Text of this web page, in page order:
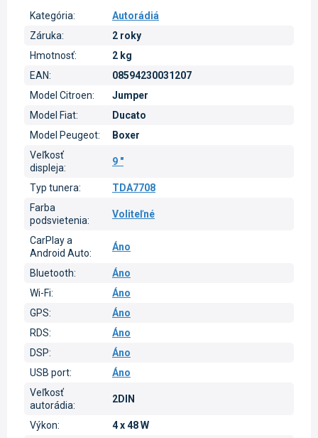
Kategória:
Autorádiá
Záruka:
2 roky
Hmotnosť:
2 kg
EAN:
08594230031207
Model Citroen:
Jumper
Model Fiat:
Ducato
Model Peugeot:
Boxer
Veľkosť
displeja:
9 "
Typ tunera:
TDA7708
Farba
podsvietenia:
Voliteľné
CarPlay a
Android Auto:
Áno
Bluetooth:
Áno
Wi-Fi:
Áno
GPS:
Áno
RDS:
Áno
DSP:
Áno
USB port:
Áno
Veľkosť
autorádia:
2DIN
Výkon:
4 x 48 W